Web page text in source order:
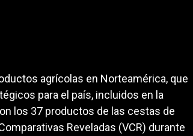
agrícolas en Norteamérica, que
para el país, incluidos en la
los 37 productos de las cestas de
Reveladas (VCR) durante